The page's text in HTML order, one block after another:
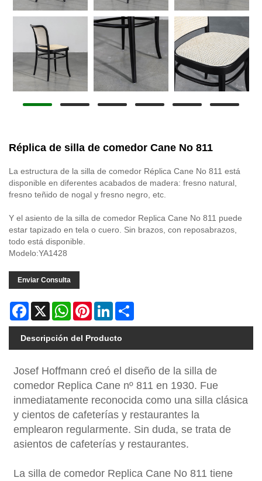
Réplica de silla de comedor Cane No 811
La estructura de la silla de comedor Réplica Cane No 811 está
disponible en diferentes acabados de madera: fresno natural,
fresno teñido de nogal y fresno negro, etc.
Y el asiento de la silla de comedor Replica Cane No 811 puede
estar tapizado en tela o cuero. Sin brazos, con reposabrazos,
todo está disponible.
Modelo:YA1428
Enviar Consulta
Facebook
X WhatsAppPinterestLinkedIn
Descripción del Producto
Josef Hoffmann creó el diseño de la silla de
comedor Replica Cane nº 811 en 1930. Fue
inmediatamente reconocida como una silla clásica
y cientos de cafeterías y restaurantes la
emplearon regularmente. Sin duda, se trata de
asientos de cafeterías y restaurantes.
La silla de comedor Replica Cane No 811 tiene